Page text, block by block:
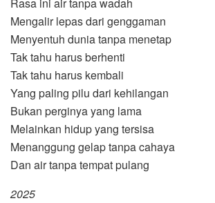
Mengalir lepas dari genggaman
Menyentuh dunia tanpa menetap
Tak tahu harus berhenti
Tak tahu harus kembali
Yang paling pilu dari kehilangan
Bukan perginya yang lama
Melainkan hidup yang tersisa
Menanggung gelap tanpa cahaya
Dan air tanpa tempat pulang
2025